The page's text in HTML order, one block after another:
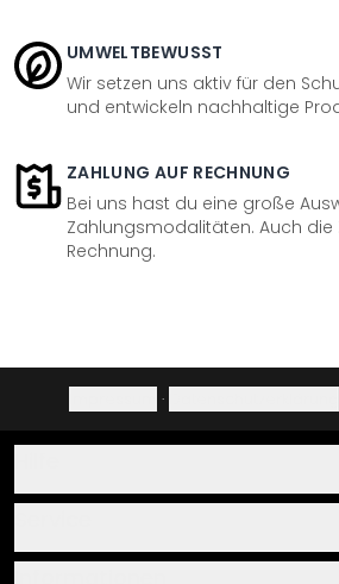
UMWELTBEWUSST
Wir setzen uns aktiv für den
und entwickeln nachhaltige
ZAHLUNG AUF RECHNUNG
Bei uns hast du eine große
Zahlungsmodalitäten. Auch die
Rechnung.
·
Über uns